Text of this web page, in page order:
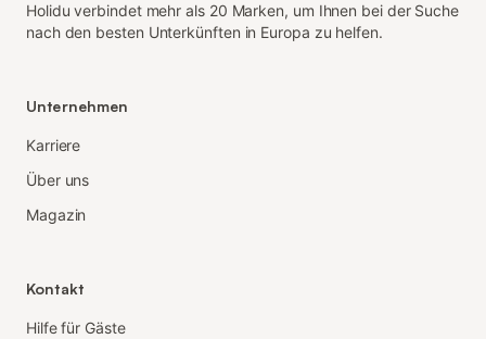
Holidu verbindet mehr als 20 Marken, um Ihnen bei der Suche
nach den besten Unterkünften in Europa zu helfen.
Unternehmen
Karriere
Über uns
Magazin
Kontakt
Hilfe für Gäste